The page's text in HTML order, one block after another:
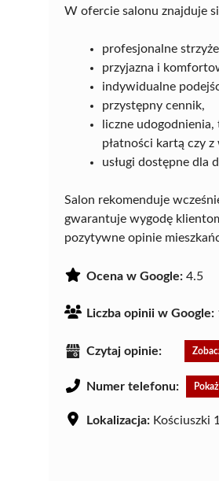
W ofercie salonu znajduje
profesjonalne
przyjazna i
indywidualne
przystępny cennik,
liczne
płatności kartą czy
usługi dostępne dla
Salon rekomenduje
gwarantuje wygodę
pozytywne opinie
Ocena w Google: 4.5
Liczba opinii w Google:
Czytaj opinie:
Numer telefonu:
Lokalizacja: Kościuszki